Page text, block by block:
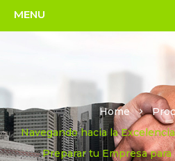
Home
Navegando hacia la
Preparar tu Empresa para